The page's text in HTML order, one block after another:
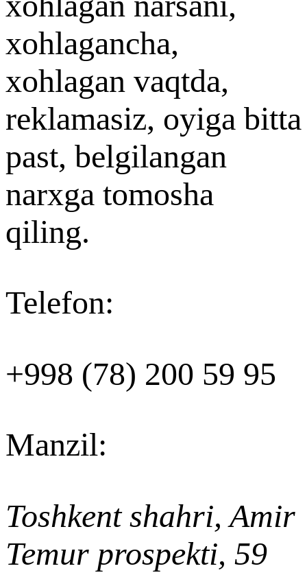
xohlagancha,
xohlagan vaqtda,
reklamasiz, oyiga bitta
past, belgilangan
narxga tomosha
qiling.
Telefon:
+998 (78) 200 59 95
Manzil:
Toshkent shahri, Amir
Temur prospekti, 59